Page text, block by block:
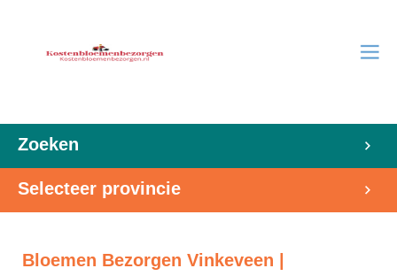
Zoeken
Selecteer provincie
Bloemen Bezorgen Vinkeveen |